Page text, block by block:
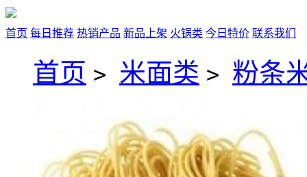
首页 每日推荐 热销产品 新品上架 火锅类 今日特价 联系我们
首页 > 米面类 > 粉条